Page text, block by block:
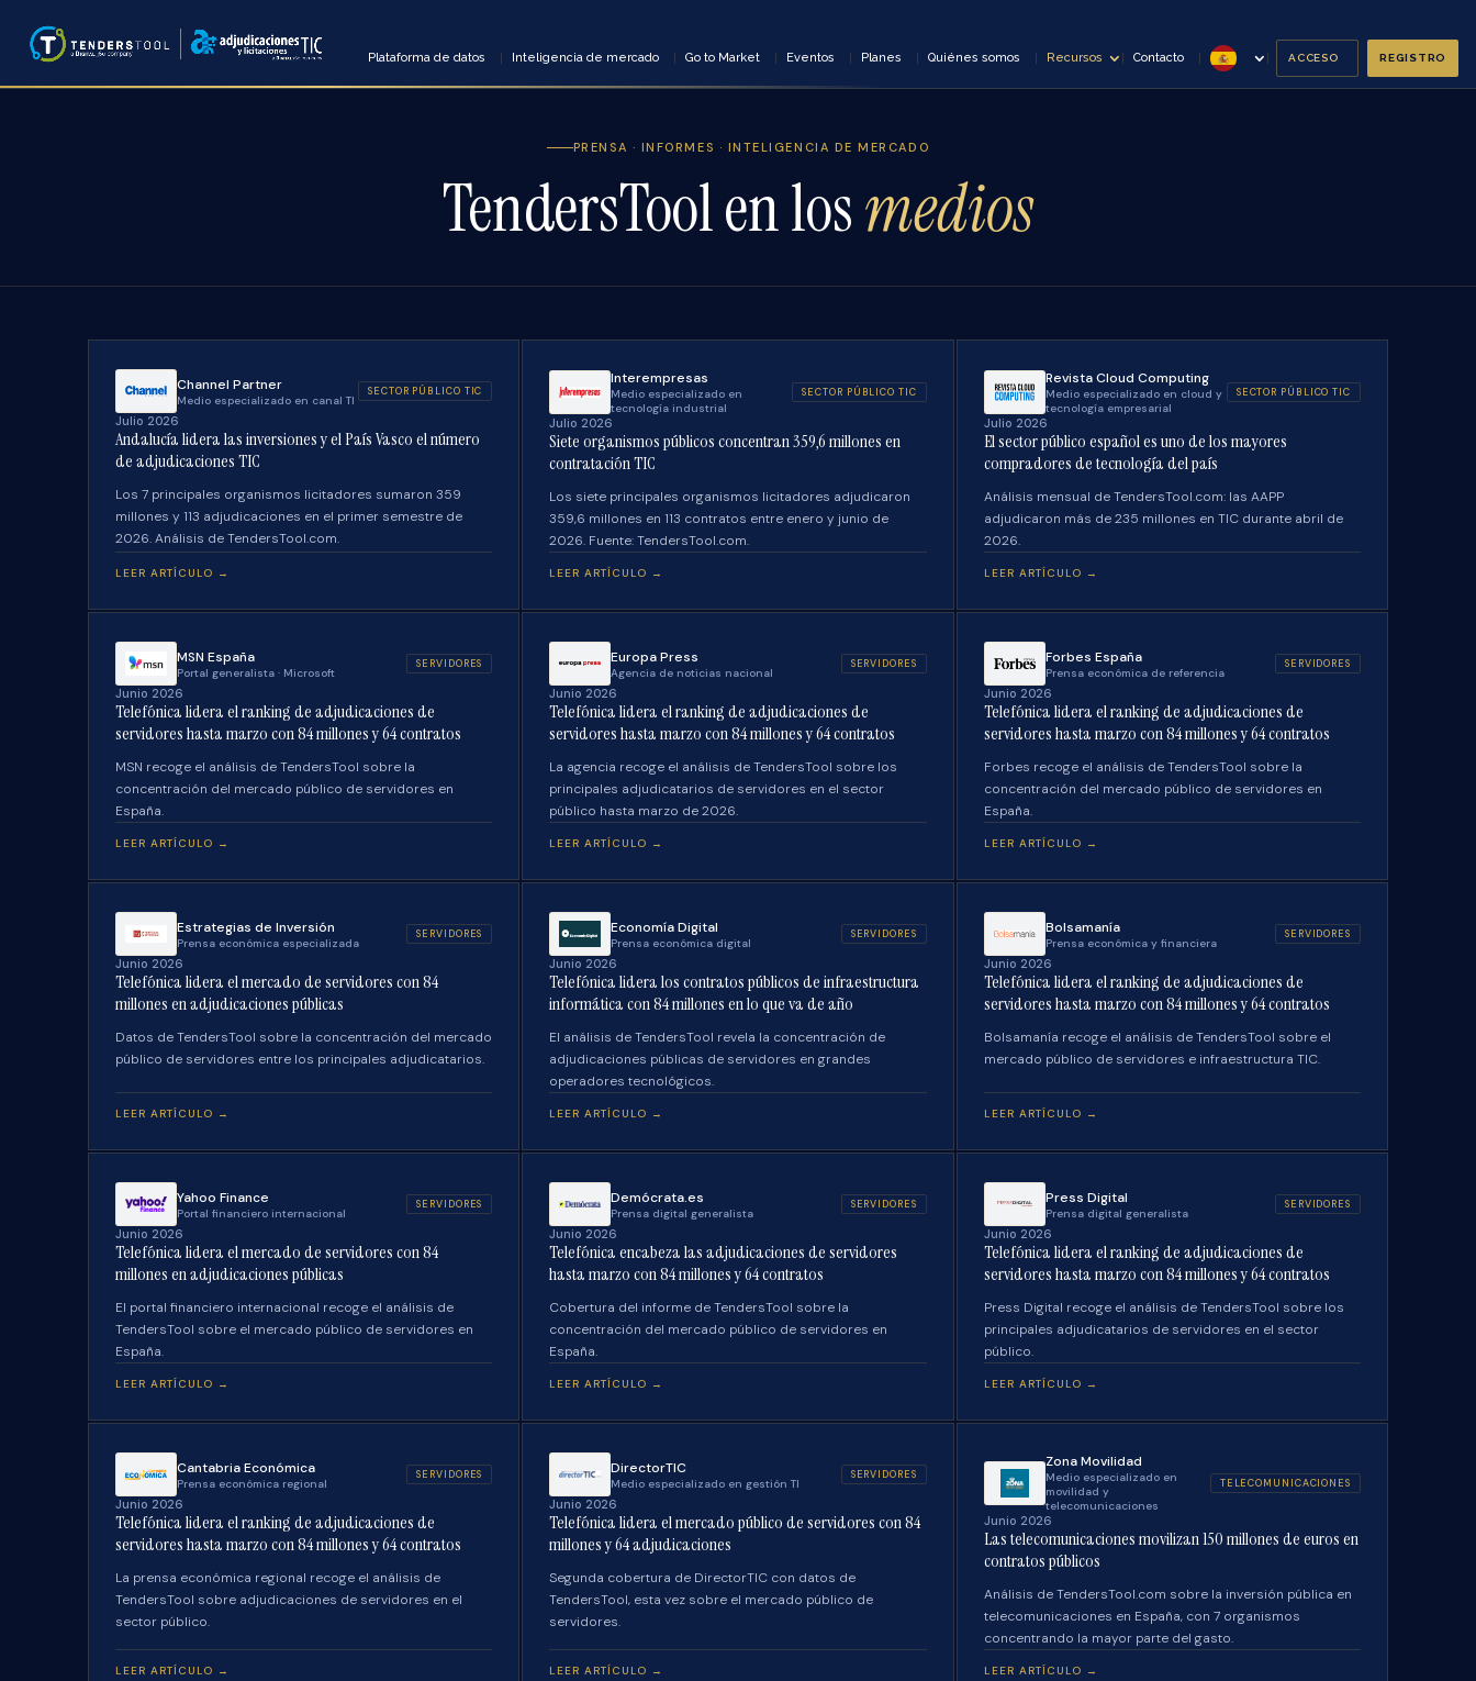
Plataforma de datos Inteligencia de mercado Go to Market Eventos Planes Quiénes somos Recursos Contacto ACCESO REGISTRO
PRENSA · INFORMES · INTELIGENCIA DE MERCADO
TendersTool en losmedios
Channel Partner
Medio especializado en canal TI
SECTOR PÚBLICO TIC
Julio 2026
Andalucía lidera las inversiones y el País Vasco el número
de adjudicaciones TIC
Los 7 principales organismos licitadores sumaron 359
millones y 113 adjudicaciones en el primer semestre de
2026. Análisis de TendersTool.com.
LEER ARTÍCULO →
Interempresas
Medio especializado en
tecnología industrial
SECTOR PÚBLICO TIC
Julio 2026
Siete organismos públicos concentran 359,6 millones en
contratación TIC
Los siete principales organismos licitadores adjudicaron
359,6 millones en 113 contratos entre enero y junio de
2026. Fuente: TendersTool.com.
LEER ARTÍCULO →
Revista Cloud Computing
Medio especializado en cloud y
tecnología empresarial
SECTOR PÚBLICO TIC
Julio 2026
El sector público español es uno de los mayores
compradores de tecnología del país
Análisis mensual de TendersTool.com: las AAPP
adjudicaron más de 235 millones en TIC durante abril de
2026.
LEER ARTÍCULO →
MSN España
Portal generalista · Microsoft
SERVIDORES
Junio 2026
Telefónica lidera el ranking de adjudicaciones de
servidores hasta marzo con 84 millones y 64 contratos
MSN recoge el análisis de TendersTool sobre la
concentración del mercado público de servidores en
España.
LEER ARTÍCULO →
Europa Press
Agencia de noticias nacional
SERVIDORES
Junio 2026
Telefónica lidera el ranking de adjudicaciones de
servidores hasta marzo con 84 millones y 64 contratos
La agencia recoge el análisis de TendersTool sobre los
principales adjudicatarios de servidores en el sector
público hasta marzo de 2026.
LEER ARTÍCULO →
Forbes España
Prensa económica de referencia
SERVIDORES
Junio 2026
Telefónica lidera el ranking de adjudicaciones de
servidores hasta marzo con 84 millones y 64 contratos
Forbes recoge el análisis de TendersTool sobre la
concentración del mercado público de servidores en
España.
LEER ARTÍCULO →
Estrategias de Inversión
Prensa económica especializada
SERVIDORES
Junio 2026
Telefónica lidera el mercado de servidores con 84
millones en adjudicaciones públicas
Datos de TendersTool sobre la concentración del mercado
público de servidores entre los principales adjudicatarios.
LEER ARTÍCULO →
Economía Digital
Prensa económica digital
SERVIDORES
Junio 2026
Telefónica lidera los contratos públicos de infraestructura
informática con 84 millones en lo que va de año
El análisis de TendersTool revela la concentración de
adjudicaciones públicas de servidores en grandes
operadores tecnológicos.
LEER ARTÍCULO →
Bolsamanía
Prensa económica y financiera
SERVIDORES
Junio 2026
Telefónica lidera el ranking de adjudicaciones de
servidores hasta marzo con 84 millones y 64 contratos
Bolsamanía recoge el análisis de TendersTool sobre el
mercado público de servidores e infraestructura TIC.
LEER ARTÍCULO →
Yahoo Finance
Portal financiero internacional
SERVIDORES
Junio 2026
Telefónica lidera el mercado de servidores con 84
millones en adjudicaciones públicas
El portal financiero internacional recoge el análisis de
TendersTool sobre el mercado público de servidores en
España.
LEER ARTÍCULO →
Demócrata.es
Prensa digital generalista
SERVIDORES
Junio 2026
Telefónica encabeza las adjudicaciones de servidores
hasta marzo con 84 millones y 64 contratos
Cobertura del informe de TendersTool sobre la
concentración del mercado público de servidores en
España.
LEER ARTÍCULO →
Press Digital
Prensa digital generalista
SERVIDORES
Junio 2026
Telefónica lidera el ranking de adjudicaciones de
servidores hasta marzo con 84 millones y 64 contratos
Press Digital recoge el análisis de TendersTool sobre los
principales adjudicatarios de servidores en el sector
público.
LEER ARTÍCULO →
Cantabria Económica
Prensa económica regional
SERVIDORES
Junio 2026
Telefónica lidera el ranking de adjudicaciones de
servidores hasta marzo con 84 millones y 64 contratos
La prensa económica regional recoge el análisis de
TendersTool sobre adjudicaciones de servidores en el
sector público.
LEER ARTÍCULO →
DirectorTIC
Medio especializado en gestión TI
SERVIDORES
Junio 2026
Telefónica lidera el mercado público de servidores con 84
millones y 64 adjudicaciones
Segunda cobertura de DirectorTIC con datos de
TendersTool, esta vez sobre el mercado público de
servidores.
LEER ARTÍCULO →
Zona Movilidad
Medio especializado en
movilidad y
telecomunicaciones
TELECOMUNICACIONES
Junio 2026
Las telecomunicaciones movilizan 150 millones de euros en
contratos públicos
Análisis de TendersTool.com sobre la inversión pública en
telecomunicaciones en España, con 7 organismos
concentrando la mayor parte del gasto.
LEER ARTÍCULO →